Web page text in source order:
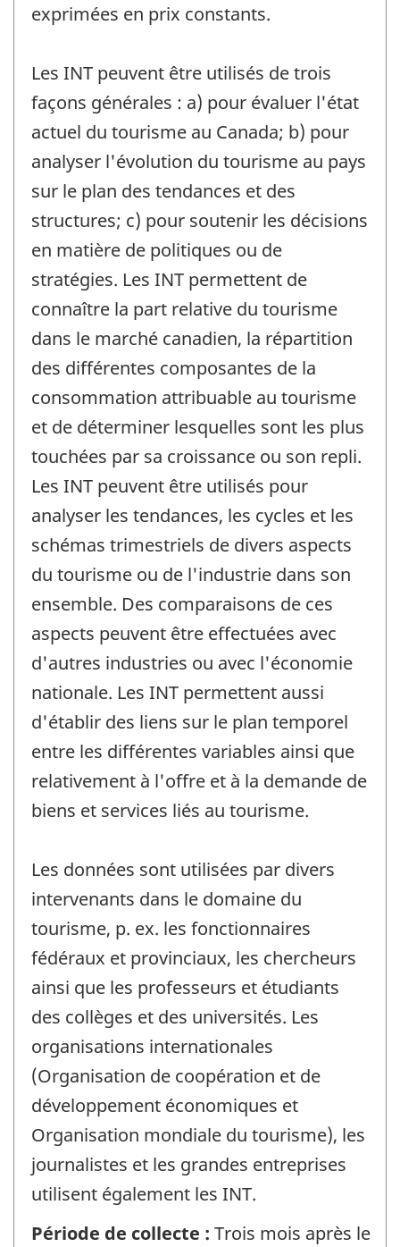
exprimées en prix constants.
Les INT peuvent être utilisés de trois
façons générales : a) pour évaluer l'état
actuel du tourisme au Canada; b) pour
analyser l'évolution du tourisme au pays
sur le plan des tendances et des
structures; c) pour soutenir les décisions
en matière de politiques ou de
stratégies. Les INT permettent de
connaître la part relative du tourisme
dans le marché canadien, la répartition
des différentes composantes de la
consommation attribuable au tourisme
et de déterminer lesquelles sont les plus
touchées par sa croissance ou son repli.
Les INT peuvent être utilisés pour
analyser les tendances, les cycles et les
schémas trimestriels de divers aspects
du tourisme ou de l'industrie dans son
ensemble. Des comparaisons de ces
aspects peuvent être effectuées avec
d'autres industries ou avec l'économie
nationale. Les INT permettent aussi
d'établir des liens sur le plan temporel
entre les différentes variables ainsi que
relativement à l'offre et à la demande de
biens et services liés au tourisme.
Les données sont utilisées par divers
intervenants dans le domaine du
tourisme, p. ex. les fonctionnaires
fédéraux et provinciaux, les chercheurs
ainsi que les professeurs et étudiants
des collèges et des universités. Les
organisations internationales
(Organisation de coopération et de
développement économiques et
Organisation mondiale du tourisme), les
journalistes et les grandes entreprises
utilisent également les INT.
Période de collecte : Trois mois après le